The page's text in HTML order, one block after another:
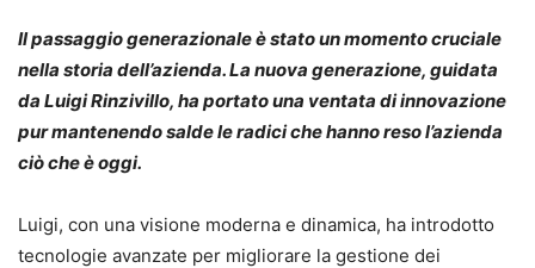
Il passaggio generazionale è stato un momento cruciale
nella storia dell’azienda. La nuova generazione, guidata
da Luigi Rinzivillo, ha portato una ventata di innovazione
pur mantenendo salde le radici che hanno reso l’azienda
ciò che è oggi.
Luigi, con una visione moderna e dinamica, ha introdotto
tecnologie avanzate per migliorare la gestione dei